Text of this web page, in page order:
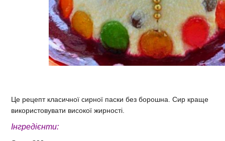
Це рецепт класичної сирної паски без борошна. Сир краще
використовувати високої жирності.
Інгредієнти: